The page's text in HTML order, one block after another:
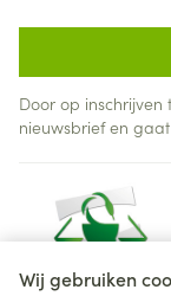
Wij gebruiken
Door op inschrijven
nieuwsbrief en